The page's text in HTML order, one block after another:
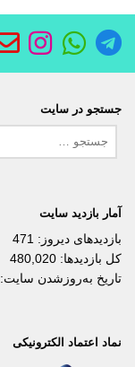
جستجو در سایت
آمار بازدید سایت
بازدیدهای دیروز: 471
کل بازدیدها: 480,020
تاریخ به‌روزشدن سایت:
نماد اعتماد الکترونیکی